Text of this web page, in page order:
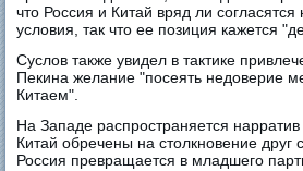
что Россия и Китай вряд ли
условия, так что ее позиция кажется
Суслов также увидел в тактике
Пекина желание "посеять недоверие
Китаем".
На Западе распространяется
Китай обречены на столкновение друг
Россия превращается в младшего